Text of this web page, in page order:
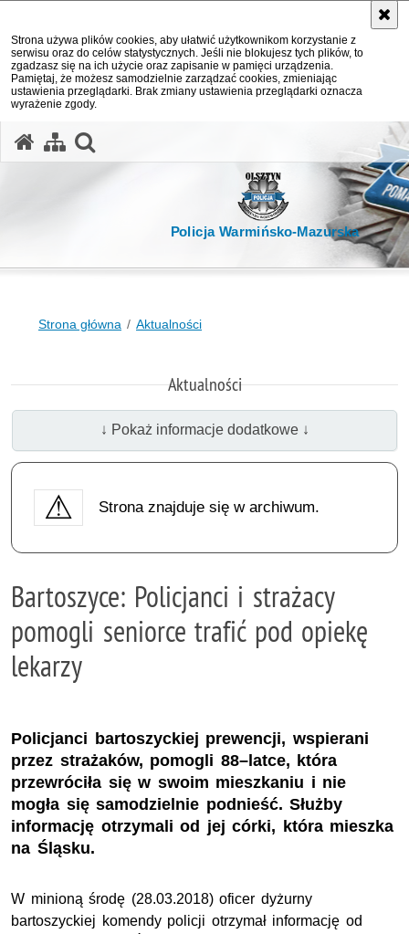
Strona używa plików cookies, aby ułatwić użytkownikom korzystanie z
serwisu oraz do celów statystycznych. Jeśli nie blokujesz tych plików, to
zgadzasz się na ich użycie oraz zapisanie w pamięci urządzenia.
Pamiętaj, że możesz samodzielnie zarządzać cookies, zmieniając
ustawienia przeglądarki. Brak zmiany ustawienia przeglądarki oznacza
wyrażenie zgody.
Policja Warmińsko-Mazurska
Strona główna Aktualności
Aktualności
↓ Pokaż informacje dodatkowe ↓
Strona znajduje się w archiwum.
Bartoszyce: Policjanci i strażacy
pomogli seniorce trafić pod opiekę
lekarzy
Policjanci bartoszyckiej prewencji, wspierani
przez strażaków, pomogli 88–latce, która
przewróciła się w swoim mieszkaniu i nie
mogła się samodzielnie podnieść. Służby
informację otrzymali od jej córki, która mieszka
na Śląsku.
W minioną środę (28.03.2018) oficer dyżurny
bartoszyckiej komendy policji otrzymał informację od